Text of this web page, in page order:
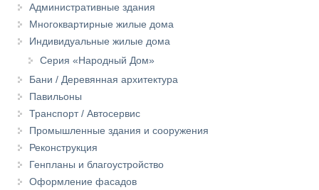
Административные здания
Многоквартирные жилые дома
Индивидуальные жилые дома
Серия «Народный Дом»
Бани / Деревянная архитектура
Павильоны
Транспорт / Автосервис
Промышленные здания и сооружения
Реконструкция
Генпланы и благоустройство
Оформление фасадов